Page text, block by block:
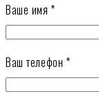
Ваше имя *
Ваш телефон *